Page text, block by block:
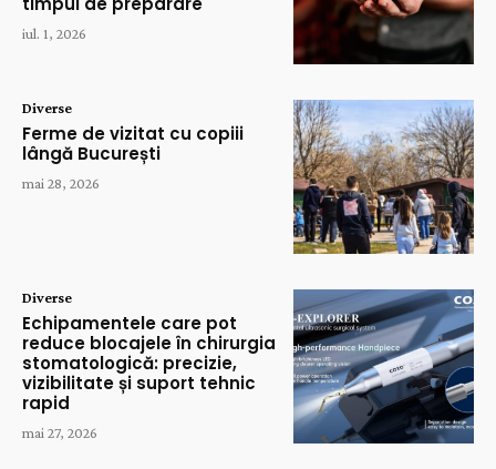
iul. 1, 2026
Diverse
Ferme de vizitat cu copiii
lângă București
mai 28, 2026
Diverse
Echipamentele care pot
reduce blocajele în chirurgia
stomatologică: precizie,
vizibilitate și suport tehnic
rapid
mai 27, 2026